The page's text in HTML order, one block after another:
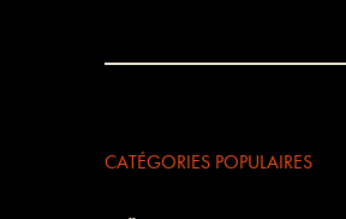
CATÉGORIES POPULAIRES